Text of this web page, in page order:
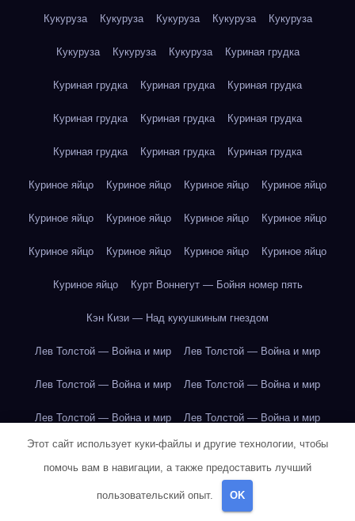
Кукуруза Кукуруза Кукуруза Кукуруза Кукуруза
Кукуруза Кукуруза Кукуруза Куриная грудка
Куриная грудка Куриная грудка Куриная грудка
Куриная грудка Куриная грудка Куриная грудка
Куриная грудка Куриная грудка Куриная грудка
Куриное яйцо Куриное яйцо Куриное яйцо Куриное яйцо
Куриное яйцо Куриное яйцо Куриное яйцо Куриное яйцо
Куриное яйцо Куриное яйцо Куриное яйцо Куриное яйцо
Куриное яйцо Курт Воннегут — Бойня номер пять
Кэн Кизи — Над кукушкиным гнездом
Лев Толстой — Война и мир Лев Толстой — Война и мир
Лев Толстой — Война и мир Лев Толстой — Война и мир
Лев Толстой — Война и мир Лев Толстой — Война и мир
Лев Толстой — Война и мир Лев Толстой — Война и мир
Лев Толстой — Война и мир
Этот сайт использует куки-файлы и другие технологии, чтобы
помочь вам в навигации, а также предоставить лучший
пользовательский опыт. OK